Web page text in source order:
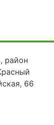
район
66